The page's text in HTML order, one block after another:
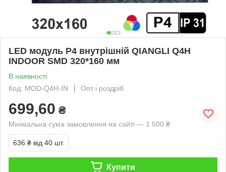
LED модуль P4 внутрішній QIANGLI Q4H
INDOOR SMD 320*160 мм
В наявності
Код: MOD-Q4H-IN
Опт і роздріб
699,60 ₴
Мінімальна сума замовлення на сайті — 1 500 ₴
636 ₴ від 40 шт.
Купити